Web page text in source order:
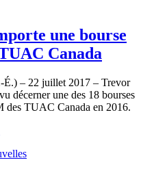
une bourse
Canada
É.) – 22 juillet 2017 – Trevor
décerner une des 18 bourses
des TUAC Canada en 2016.